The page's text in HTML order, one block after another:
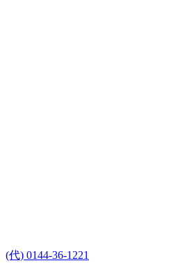
(代) 0144-36-1221